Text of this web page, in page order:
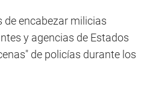
de encabezar milicias
y agencias de Estados
de policías durante los